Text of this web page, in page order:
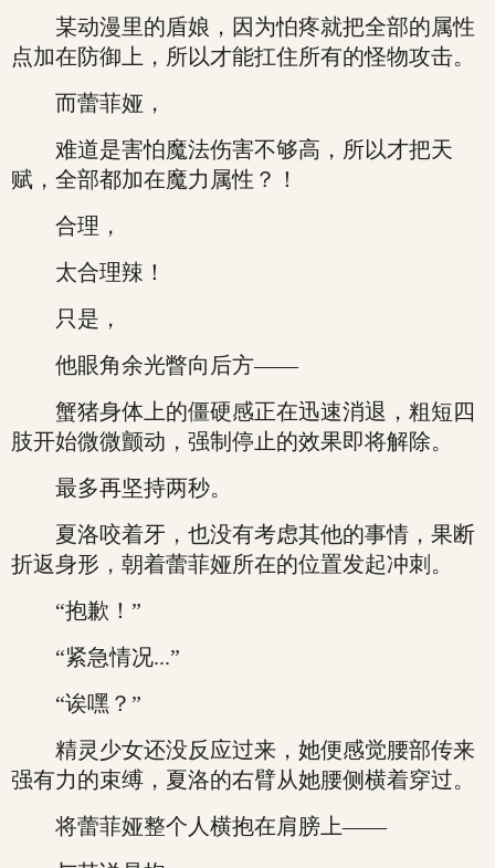
某动漫里的盾娘，因为怕疼就把全部的属性
点加在防御上，所以才能扛住所有的怪物攻击。
而蕾菲娅，
难道是害怕魔法伤害不够高，所以才把天
赋，全部都加在魔力属性？！
合理，
太合理辣！
只是，
他眼角余光瞥向后方——
蟹猪身体上的僵硬感正在迅速消退，粗短四
肢开始微微颤动，强制停止的效果即将解除。
最多再坚持两秒。
夏洛咬着牙，也没有考虑其他的事情，果断
折返身形，朝着蕾菲娅所在的位置发起冲刺。
“抱歉！”
“紧急情况...”
“诶嘿？”
精灵少女还没反应过来，她便感觉腰部传来
强有力的束缚，夏洛的右臂从她腰侧横着穿过。
将蕾菲娅整个人横抱在肩膀上——